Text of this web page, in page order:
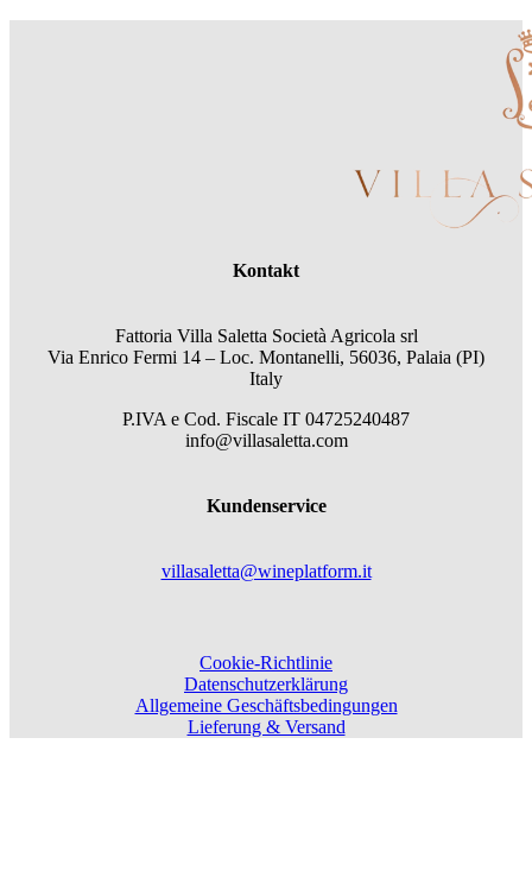
Kontakt
Fattoria Villa Saletta Società Agricola srl
Via Enrico Fermi 14 – Loc. Montanelli, 56036, Palaia (PI)
Italy
P.IVA e Cod. Fiscale IT 04725240487
info@villasaletta.com
Kundenservice
villasaletta@wineplatform.it
Cookie-Richtlinie
Datenschutzerklärung
Allgemeine Geschäftsbedingungen
Lieferung & Versand